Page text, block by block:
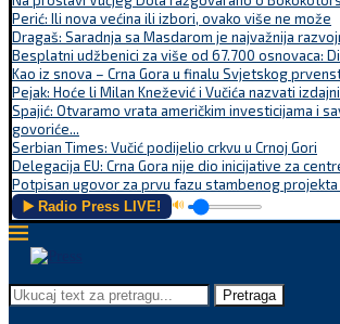
Perić: Ili nova većina ili izbori, ovako više ne može
Dragaš: Saradnja sa Masdarom je najvažnija
Besplatni udžbenici za više od 67.700 osnovaca:
Kao iz snova – Crna Gora u finalu Svjetskog
Pejak: Hoće li Milan Knežević i Vučića nazvati
Spajić: Otvaramo vrata američkim investicijama i
govoriće...
Serbian Times: Vučić podijelio crkvu u Crnoj Gori
Delegacija EU: Crna Gora nije dio inicijative za
Potpisan ugovor za prvu fazu stambenog projekta
▶️ Radio Press LIVE! 🔊
Pretraga